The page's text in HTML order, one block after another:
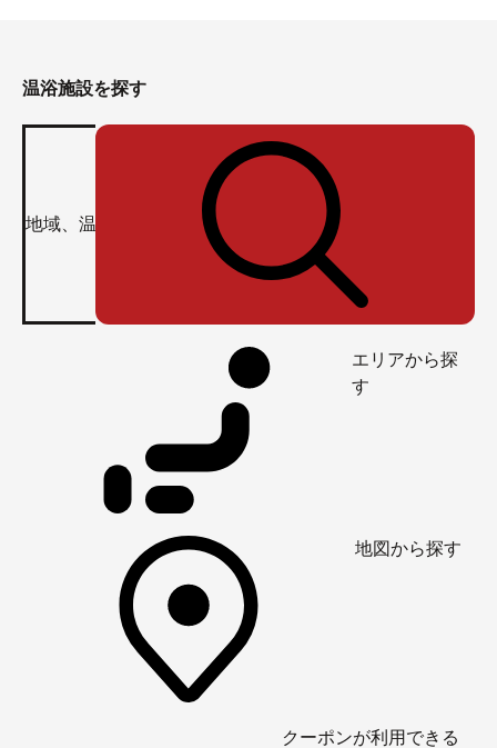
温浴施設を探す
エリアから探
す
地図から探す
クーポンが利用できる